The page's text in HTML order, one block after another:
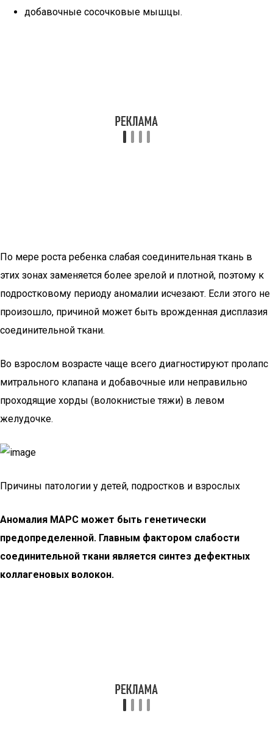
добавочные сосочковые мышцы.
По мере роста ребенка слабая соединительная ткань в
этих зонах заменяется более зрелой и плотной, поэтому к
подростковому периоду аномалии исчезают. Если этого не
произошло, причиной может быть врожденная дисплазия
соединительной ткани.
Во взрослом возрасте чаще всего диагностируют пролапс
митрального клапана и добавочные или неправильно
проходящие хорды (волокнистые тяжи) в левом
желудочке.
Причины патологии у детей, подростков и взрослых
Аномалия МАРС может быть генетически
предопределенной. Главным фактором слабости
соединительной ткани является синтез дефектных
коллагеновых волокон.